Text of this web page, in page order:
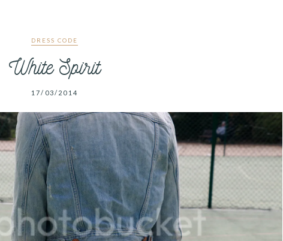
DRESS CODE
White Spirit
17/03/2014